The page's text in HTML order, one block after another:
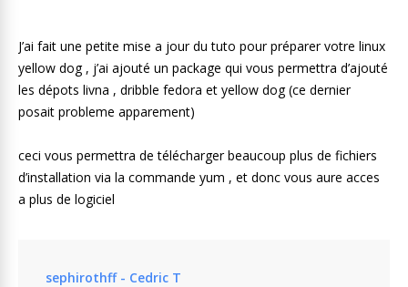
J’ai fait une petite mise a jour du tuto pour préparer votre linux
yellow dog , j’ai ajouté un package qui vous permettra d’ajouté
les dépots livna , dribble fedora et yellow dog (ce dernier
posait probleme apparement)
ceci vous permettra de télécharger beaucoup plus de fichiers
d’installation via la commande yum , et donc vous aure acces
a plus de logiciel
sephirothff - Cedric T